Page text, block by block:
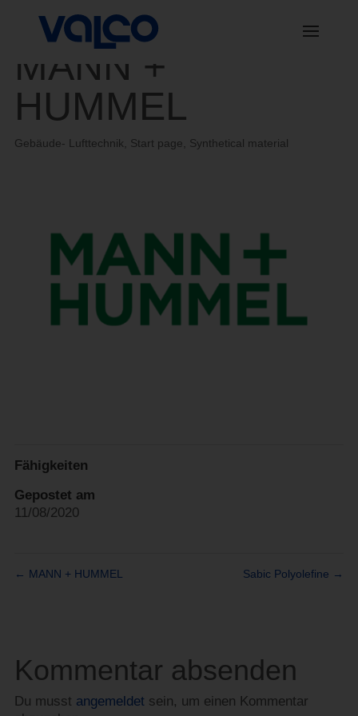
MANN +
HUMMEL
Gebäude- Lufttechnik Start page Synthetical material
Fähigkeiten
Gepostet am
11/08/2020
← MANN + HUMMEL Sabic Polyolefine →
Kommentar absenden
Du musst angemeldet sein, um einen Kommentar